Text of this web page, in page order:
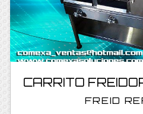
CARRITO
FREID